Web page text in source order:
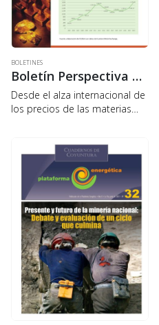
BOLETINES
Boletín Perspectiva Energética N° 24: El oro en Bolivia, bonanza que no brilla
Desde el alza internacional de
los precios de las materias
oro en el país derivó en
conflictos de interés entre…